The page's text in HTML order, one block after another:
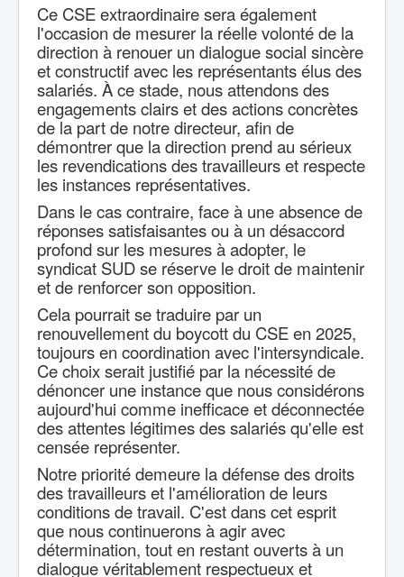
Ce CSE extraordinaire sera également
l'occasion de mesurer la réelle volonté de la
direction à renouer un dialogue social sincère
et constructif avec les représentants élus des
salariés. À ce stade, nous attendons des
engagements clairs et des actions concrètes
de la part de notre directeur, afin de
démontrer que la direction prend au sérieux
les revendications des travailleurs et respecte
les instances représentatives.
Dans le cas contraire, face à une absence de
réponses satisfaisantes ou à un désaccord
profond sur les mesures à adopter, le
syndicat SUD se réserve le droit de maintenir
et de renforcer son opposition.
Cela pourrait se traduire par un
renouvellement du boycott du CSE en 2025,
toujours en coordination avec l'intersyndicale.
Ce choix serait justifié par la nécessité de
dénoncer une instance que nous considérons
aujourd'hui comme inefficace et déconnectée
des attentes légitimes des salariés qu'elle est
censée représenter.
Notre priorité demeure la défense des droits
des travailleurs et l'amélioration de leurs
conditions de travail. C'est dans cet esprit
que nous continuerons à agir avec
détermination, tout en restant ouverts à un
dialogue véritablement respectueux et